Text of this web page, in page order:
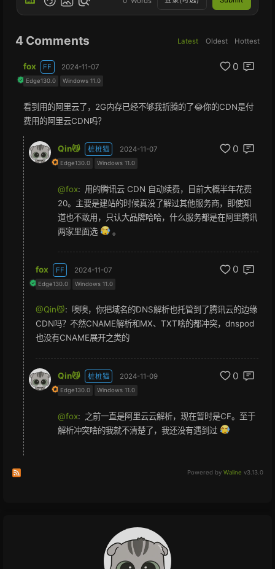
4Comments Latest Oldest Hottest
fox FF 2024-11-07 0
Edge130.0 Windows 11.0
看到用的阿里云了，2G内存已经不够我折腾的了😂你的CDN是付
费用的阿里云CDN吗？
Qin😼 桩桩猫 2024-11-07 0
Edge130.0 Windows 11.0
@fox: 用的腾讯云 CDN 自动续费，目前大概半年花费
20。主要是建站的时候真没了解过其他服务商，即使知
道也不敢用，只认大品牌哈哈，什么服务都是在阿里腾讯
两家里面选
。
fox FF 2024-11-07 0
Edge130.0 Windows 11.0
@Qin😼: 噢噢，你把域名的DNS解析也托管到了腾讯云的边缘
CDN吗？不然CNAME解析和MX、TXT啥的都冲突，dnspod
也没有CNAME展开之类的
Qin😼 桩桩猫 2024-11-09 0
Edge130.0 Windows 11.0
@fox: 之前一直是阿里云云解析，现在暂时是CF。至于
解析冲突啥的我就不清楚了，我还没有遇到过
Subscribe to comments of this site
Powered by Waline v3.13.0